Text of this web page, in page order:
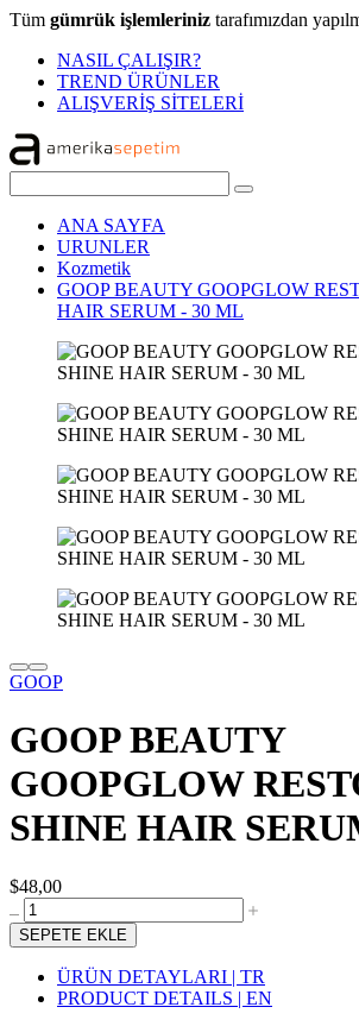
Tüm gümrük işlemleriniz tarafımızdan
NASIL ÇALIŞIR?
TREND ÜRÜNLER
ALIŞVERİŞ SİTELERİ
ANA SAYFA
URUNLER
Kozmetik
GOOP BEAUTY GOOPGLOW
HAIR SERUM - 30 ML
GOOP
GOOP BEAUTY
GOOPGLOW
SHINE HAIR
$48,00
SEPETE EKLE
ÜRÜN DETAYLARI | TR
PRODUCT DETAILS | EN